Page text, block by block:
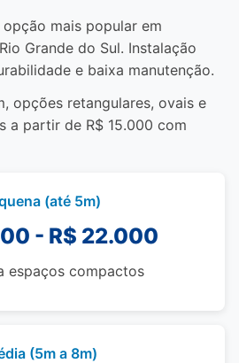
mais popular em
Grande do Sul. Instalação
e baixa manutenção.
opções retangulares, ovais e
a partir de R$ 15.000 com
(até 5m)
- R$ 22.000
espaços compactos
(5m a 8m)